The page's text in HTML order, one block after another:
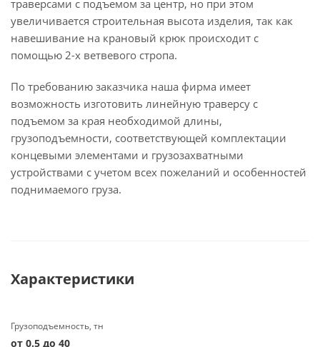
траверсами с подъемом за центр, но при этом
увеличивается строительная высота изделия, так как
навешивание на крановый крюк происходит с
помощью 2-х ветвевого стропа.
По требованию заказчика наша фирма имеет
возможность изготовить линейную траверсу с
подъемом за края необходимой длины,
грузоподъемности, соответствующей комплектации
концевыми элементами и грузозахватными
устройствами с учетом всех пожеланий и особенностей
поднимаемого груза.
Характеристики
Грузоподъемность, тн
от 0.5 до 40